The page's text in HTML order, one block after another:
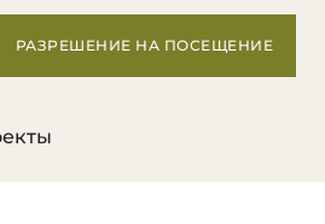
РАЗРЕШЕНИЕ НА ПОСЕЩЕНИЕ